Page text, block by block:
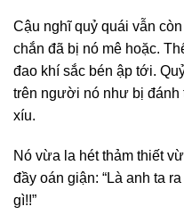
Cậu nghĩ quỷ quái vẫn
chắn đã bị nó mê hoặc.
đao khí sắc bén ập tới.
trên người nó như bị đánh
xíu.
Nó vừa la hét thảm thiết
đầy oán giận: “Là anh ta
gì!!”